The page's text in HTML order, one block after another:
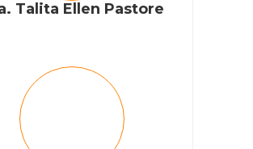
Talita Ellen Pastore